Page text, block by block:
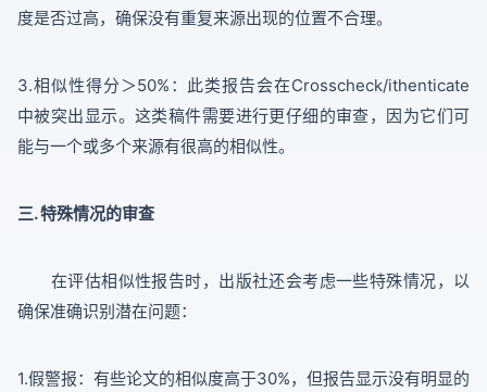
度是否过高，确保没有重复来源出现的位置不合理。
3.相似性得分＞50%：此类报告会在Crosscheck/ithenticate
中被突出显示。这类稿件需要进行更仔细的审查，因为它们可
能与一个或多个来源有很高的相似性。
三. 特殊情况的审查
在评估相似性报告时，出版社还会考虑一些特殊情况，以
确保准确识别潜在问题：
1.假警报：有些论文的相似度高于30%，但报告显示没有明显的